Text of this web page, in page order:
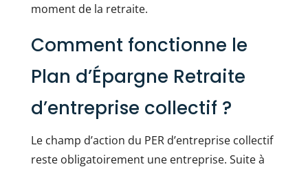
moment de la retraite.
Comment fonctionne le
Plan d’Épargne Retraite
d’entreprise collectif ?
Le champ d’action du PER d’entreprise collectif
reste obligatoirement une entreprise. Suite à